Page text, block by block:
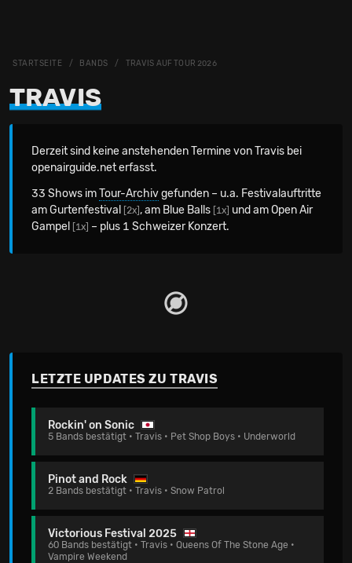
STARTSEITE BANDS TRAVIS AUF TOUR 2026
TRAVIS
Derzeit sind keine anstehenden Termine von Travis bei
openairguide.net erfasst.
33 Shows imTour-Archivgefunden – u.a. Festivalauftritte
am Gurtenfestival
[2x] , am Blue Balls [1x] und am Open Air
Gampel
[1x] – plus 1 Schweizer Konzert.
LETZTE UPDATES ZU TRAVIS
Rockin' on Sonic
5 Bands bestätigt • Travis • Pet Shop Boys • Underworld
Pinot and Rock
2 Bands bestätigt • Travis • Snow Patrol
Victorious Festival 2025
60 Bands bestätigt • Travis • Queens Of The Stone Age •
Vampire Weekend